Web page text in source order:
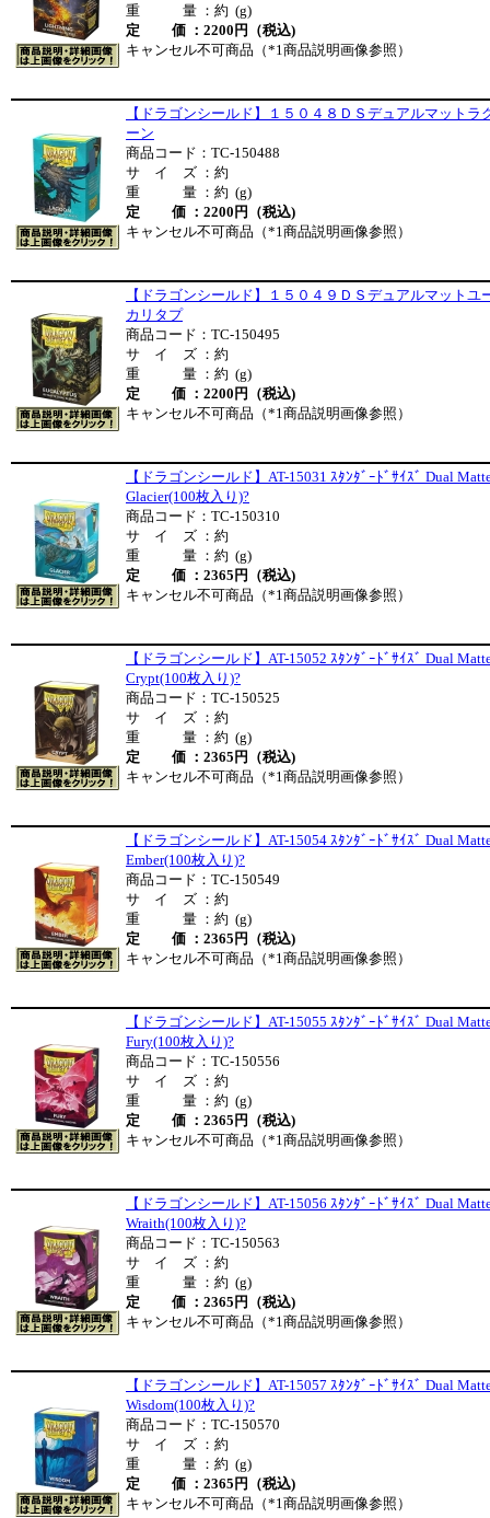
重 量 ：約 (g)
定 価 ：2200円（税込)
キャンセル不可商品（*1商品説明画像参照）
【ドラゴンシールド】１５０４８ＤＳデュアルマットラ
ーン
商品コード：TC-150488
サ イ ズ ：約
重 量 ：約 (g)
定 価 ：2200円（税込)
キャンセル不可商品（*1商品説明画像参照）
【ドラゴンシールド】１５０４９ＤＳデュアルマットユ
カリタプ
商品コード：TC-150495
サ イ ズ ：約
重 量 ：約 (g)
定 価 ：2200円（税込)
キャンセル不可商品（*1商品説明画像参照）
【ドラゴンシールド】AT-15031 ｽﾀﾝﾀﾞｰﾄﾞｻｲｽﾞ Dual
Glacier(100枚入り)?
商品コード：TC-150310
サ イ ズ ：約
重 量 ：約 (g)
定 価 ：2365円（税込)
キャンセル不可商品（*1商品説明画像参照）
【ドラゴンシールド】AT-15052 ｽﾀﾝﾀﾞｰﾄﾞｻｲｽﾞ Dual
Crypt(100枚入り)?
商品コード：TC-150525
サ イ ズ ：約
重 量 ：約 (g)
定 価 ：2365円（税込)
キャンセル不可商品（*1商品説明画像参照）
【ドラゴンシールド】AT-15054 ｽﾀﾝﾀﾞｰﾄﾞｻｲｽﾞ Dual
Ember(100枚入り)?
商品コード：TC-150549
サ イ ズ ：約
重 量 ：約 (g)
定 価 ：2365円（税込)
キャンセル不可商品（*1商品説明画像参照）
【ドラゴンシールド】AT-15055 ｽﾀﾝﾀﾞｰﾄﾞｻｲｽﾞ Dual
Fury(100枚入り)?
商品コード：TC-150556
サ イ ズ ：約
重 量 ：約 (g)
定 価 ：2365円（税込)
キャンセル不可商品（*1商品説明画像参照）
【ドラゴンシールド】AT-15056 ｽﾀﾝﾀﾞｰﾄﾞｻｲｽﾞ Dual
Wraith(100枚入り)?
商品コード：TC-150563
サ イ ズ ：約
重 量 ：約 (g)
定 価 ：2365円（税込)
キャンセル不可商品（*1商品説明画像参照）
【ドラゴンシールド】AT-15057 ｽﾀﾝﾀﾞｰﾄﾞｻｲｽﾞ Dual
Wisdom(100枚入り)?
商品コード：TC-150570
サ イ ズ ：約
重 量 ：約 (g)
定 価 ：2365円（税込)
キャンセル不可商品（*1商品説明画像参照）